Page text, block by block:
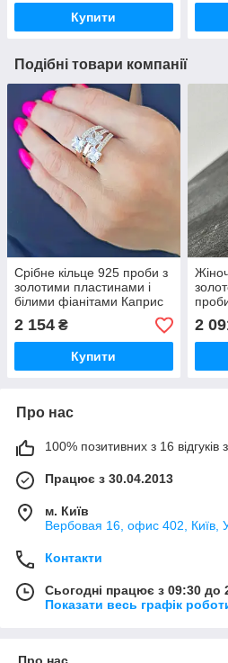
Купити
Подібні товари компанії
Срібне кільце 925 проби з
золотими пластинами і
білими фіанітами Каприс
2 154 ₴
Купити
2
Про нас
100% позитивних з 16 відгуків
Працює з 30.04.2013
м. Київ
Вербовая 16, офис 402, Київ,
Контакти
Сьогодні працює з 09:30 до
Показати весь графік